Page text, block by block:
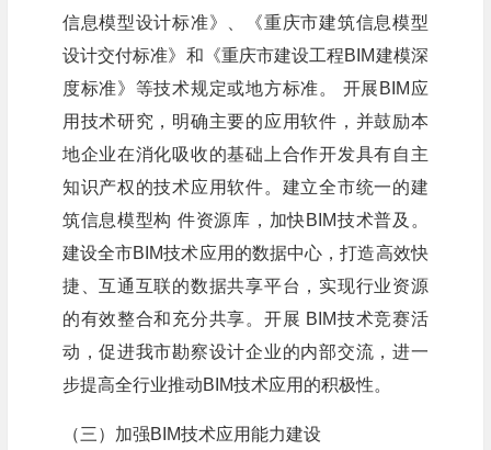
信息模型设计标准》、《重庆市建筑信息模型
设计交付标准》和《重庆市建设工程BIM建模深
度标准》等技术规定或地方标准。 开展BIM应
用技术研究，明确主要的应用软件，并鼓励本
地企业在消化吸收的基础上合作开发具有自主
知识产权的技术应用软件。建立全市统一的建
筑信息模型构 件资源库，加快BIM技术普及。
建设全市BIM技术应用的数据中心，打造高效快
捷、互通互联的数据共享平台，实现行业资源
的有效整合和充分共享。开展 BIM技术竞赛活
动，促进我市勘察设计企业的内部交流，进一
步提高全行业推动BIM技术应用的积极性。
（三）加强BIM技术应用能力建设